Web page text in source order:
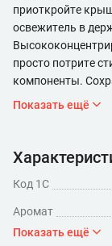
приоткройте
освежитель в
просто потрите
компоненты.
Показать ещё
Код 1С
Аромат
Показать ещё